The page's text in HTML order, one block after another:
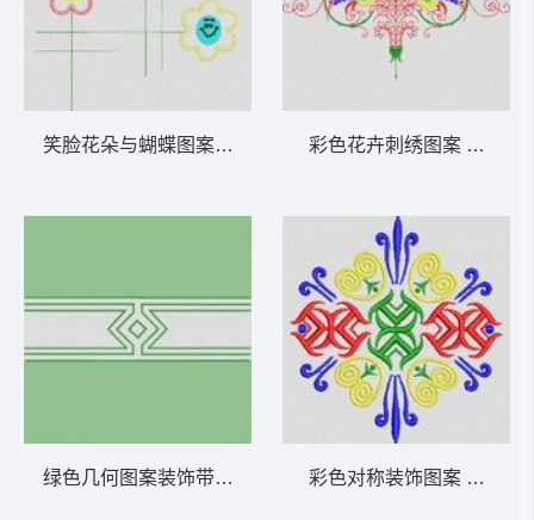
笑脸花朵与蝴蝶图案 植物花型
绿色几何图案装饰带 植物花型
彩色花卉刺绣图案 植物花
彩色对称装饰图案 植物花